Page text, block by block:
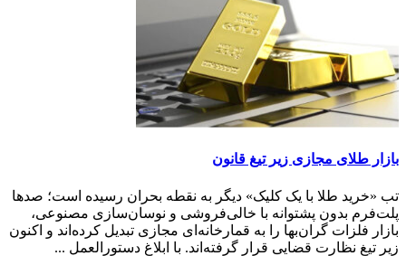
بازار طلای مجازی زیر تیغ قانون
تب «خرید طلا با یک کلیک» دیگر به نقطه بحران رسیده است؛ صدها
پلت‌فرم بدون پشتوانه با خالی‌فروشی و نوسان‌سازی مصنوعی،
بازار فلزات گران‌بها را به قمارخانه‌ای مجازی تبدیل کرده‌اند و اکنون
زیر تیغ نظارت قضایی قرار گرفته‌اند. با ابلاغ دستورالعمل ...